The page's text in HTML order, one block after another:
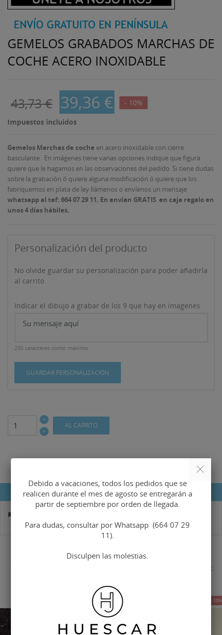
GEMELOS GRABADOS MARCHAS DE
COCHE ACERO INOXIDABLE
43,73 € 39,36 € - 10%
Impuestos incluidos
Gemelos Marchas de coche en acero inoxidable con cierre
basculante . En imágenes tiene varias opciones indique que figura
quiere que le hagamos en las observaciones del pedido. Si tiene dudas
sobre la grabación ó quiere alguna modificación ó quiere que los
fabriquemos en plata de ley llámenos o envíenos un mensaje
whatsapp al tef: 664 07 29 11. En envían GRATIS en caja regalo en
unos 4 días hábiles.
Personalización del producto
No olvide guardar su personalización para poder añadirla
al carrito
Indicar el dibujo a grabar de los 9 que hay en imagenes
250 caracteres como máximo
GUARDAR PERSONALIZACIÓN
AL CARRITO
DETALLES DEL PRODUCTO
Referencia
16 OTROS PRODUCTOS EN LA MISMA CATEGORÍA:
-10% -10%
Debido a vacaciones, todos los pedidos que se
realicen durante el mes de agosto se entregarán a
partir de septiembre por orden de llegada.
Para dudas, consultar por Whatsapp (664 07 29
11).
Disculpen las molestias.